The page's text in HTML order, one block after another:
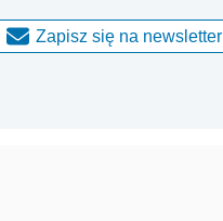
Zapisz się na newsletter